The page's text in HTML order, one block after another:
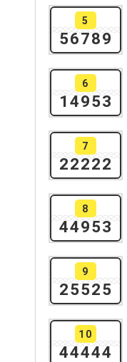
5
56789
6
14953
7
22222
8
44953
9
25525
10
44444